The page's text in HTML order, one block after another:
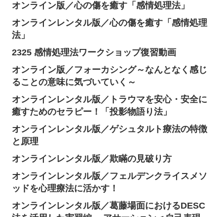
オンライン版／心の傷を癒す「感情処理法」
オンラインレンタル版／心の傷を癒す「感情処理
法」
2325 感情処理法ワークショップ復習動画
オンライン版／フォーカシング～なんとなく感じ
ることの意味に気づいていく～
オンラインレンタル版／トラウマを安心・安全に
癒すためのセラピー！「投影物語り法」
オンラインレンタル版／ゲシュタルト療法の特徴
と原理
オンラインレンタル版／欺瞞の見破り方
オンラインレンタル版／フェルデンクライスメソ
ッドを心理療法に活かす！
オンラインレンタル版／葛藤場面におけるDESC